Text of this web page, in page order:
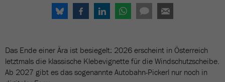
Das Ende einer Ära ist besiegelt: 2026 erscheint in Österreich
letztmals die klassische Klebevignette für die Windschutzscheibe.
Ab 2027 gibt es das sogenannte Autobahn-Pickerl nur noch in